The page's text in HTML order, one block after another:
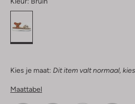
Kies je maat: Dit item valt normaal,
Maattabel